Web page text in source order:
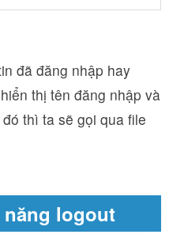
đã đăng nhập hay
thị tên đăng nhập và
thì ta sẽ gọi qua file
logout